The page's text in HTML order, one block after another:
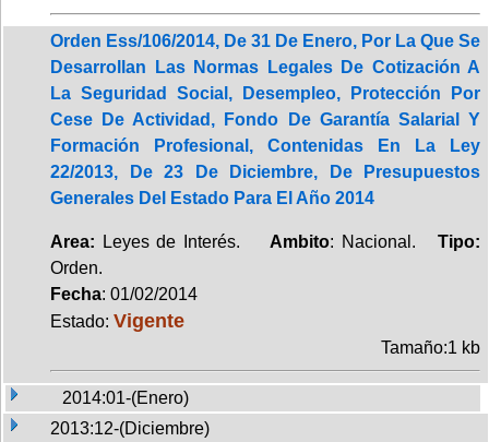
Orden Ess/106/2014, De 31 De Enero, Por La Que Se
Desarrollan Las Normas Legales De Cotización A
La Seguridad Social, Desempleo, Protección Por
Cese De Actividad, Fondo De Garantía Salarial Y
Formación Profesional, Contenidas En La Ley
22/2013, De 23 De Diciembre, De Presupuestos
Generales Del Estado Para El Año 2014
Area: Leyes de Interés. Ambito: Nacional.Tipo:
Orden.
Fecha: 01/02/2014
Estado: Vigente
Tamaño:1 kb
2014:01-(Enero)
2013:12-(Diciembre)